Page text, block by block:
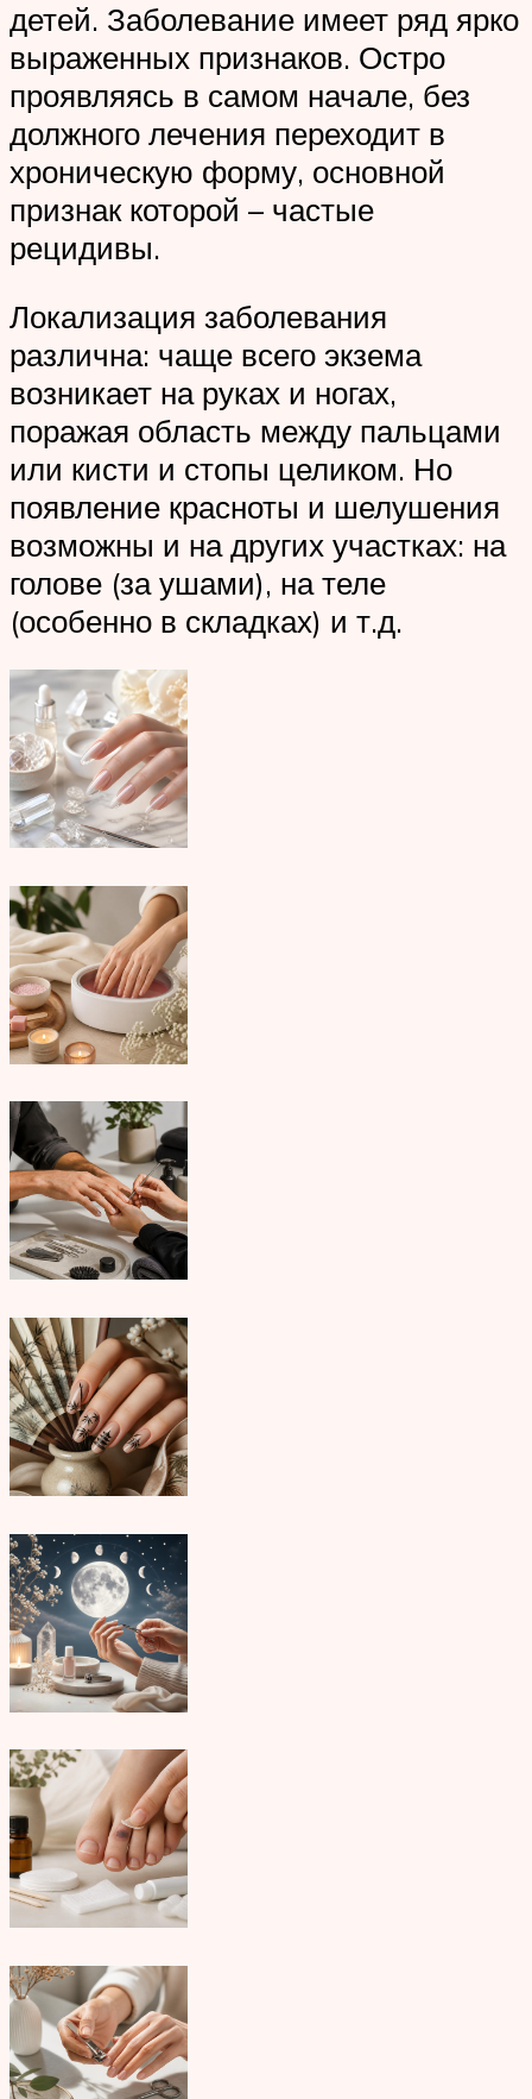
детей. Заболевание имеет ряд ярко
выраженных признаков. Остро
проявляясь в самом начале, без
должного лечения переходит в
хроническую форму, основной
признак которой – частые
рецидивы.
Локализация заболевания
различна: чаще всего экзема
возникает на руках и ногах,
поражая область между пальцами
или кисти и стопы целиком. Но
появление красноты и шелушения
возможны и на других участках: на
голове (за ушами), на теле
(особенно в складках) и т.д.